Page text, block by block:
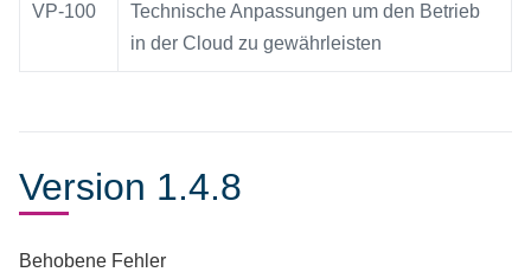
VP-100
Technische Anpassungen um den Betrieb
in der Cloud zu gewährleisten
Version 1.4.8
Behobene Fehler